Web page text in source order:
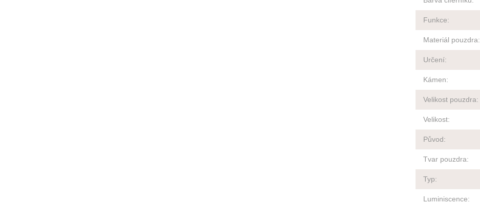
Funkce:
Materiál pouzdra:
Určení:
Kámen:
Velikost pouzdra:
Velikost:
Původ:
Tvar pouzdra:
Typ:
Luminiscence: